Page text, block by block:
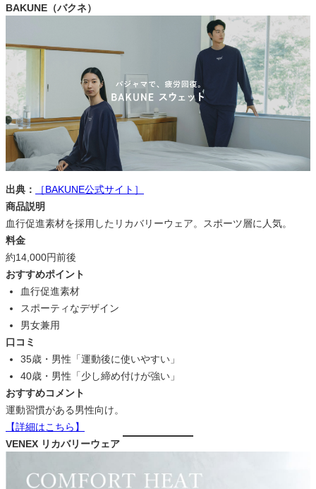
BAKUNE（バクネ）
出典：
［BAKUNE公式サイト］
商品説明
血行促進素材を採用したリカバリーウェア。スポーツ層に人気。
料金
約14,000円前後
おすすめポイント
血行促進素材
スポーティなデザイン
男女兼用
口コミ
35歳・男性「運動後に使いやすい」
40歳・男性「少し締め付けが強い」
おすすめコメント
運動習慣がある男性向け。
【詳細はこちら】
VENEX リカバリーウェア